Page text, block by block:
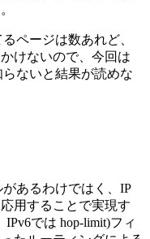
ページは数あれど、
けないので、今回は
らないと結果が読めな
があるわけではく、IP
用することで実現す
では hop-limit)フィ